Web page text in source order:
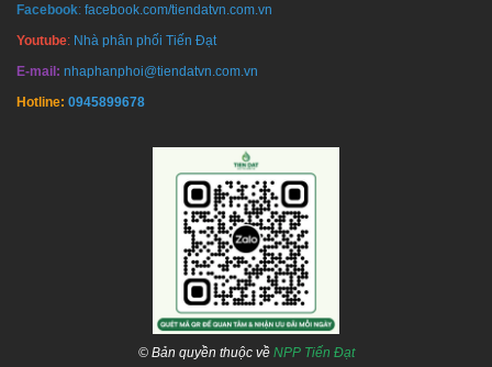
Facebook: facebook.com/tiendatvn.com.vn
Youtube: Nhà phân phối Tiến Đạt
E-mail: nhaphanphoi@tiendatvn.com.vn
Hotline: 0945899678
© Bản quyền thuộc về NPP Tiến Đạt